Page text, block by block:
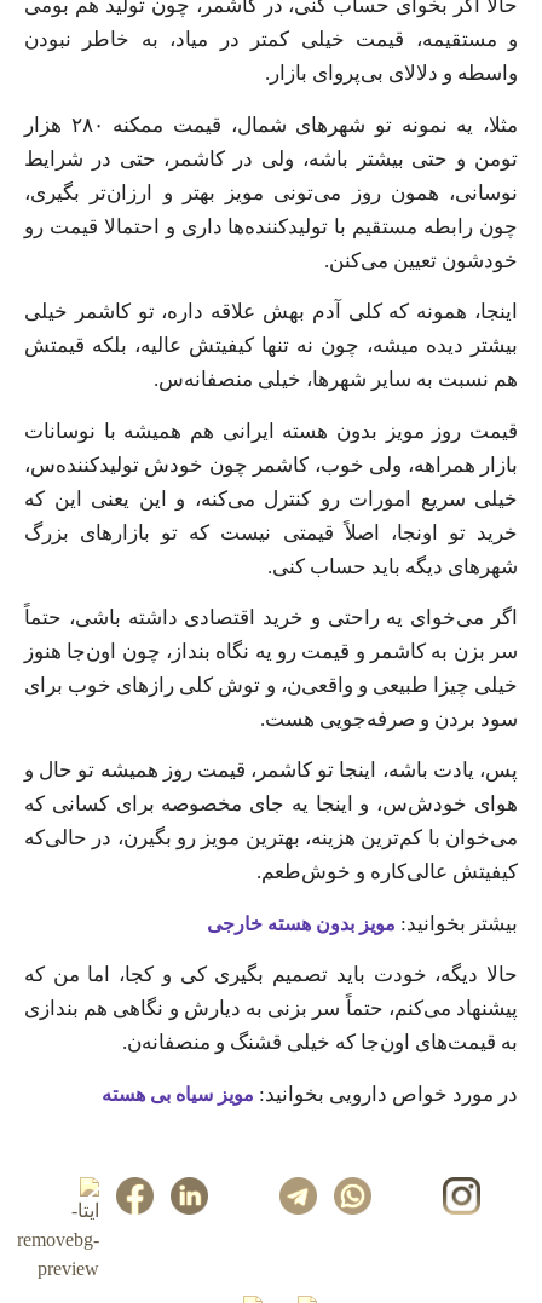
حالا اگر بخوای حساب کنی، در کاشمر، چون تولید هم بومی
و مستقیمه، قیمت خیلی کمتر در میاد، به خاطر نبودن
واسطه و دلالای بی‌پروای بازار.
مثلا، یه نمونه تو شهرهای شمال، قیمت ممکنه ۲۸۰ هزار
تومن و حتی بیشتر باشه، ولی در کاشمر، حتی در شرایط
نوسانی، همون روز می‌تونی مویز بهتر و ارزان‌تر بگیری،
چون رابطه مستقیم با تولیدکننده‌ها داری و احتمالا قیمت رو
خودشون تعیین می‌کنن.
اینجا، همونه که کلی آدم بهش علاقه داره، تو کاشمر خیلی
بیشتر دیده میشه، چون نه تنها کیفیتش عالیه، بلکه قیمتش
هم نسبت به سایر شهرها، خیلی منصفانه‌س.
قیمت روز مویز بدون هسته ایرانی هم همیشه با نوسانات
بازار همراهه، ولی خوب، کاشمر چون خودش تولیدکننده‌س،
خیلی سریع امورات رو کنترل می‌کنه، و این یعنی این که
خرید تو اونجا، اصلاً قیمتی نیست که تو بازارهای بزرگ
شهرهای دیگه باید حساب کنی.
اگر می‌خوای یه راحتی و خرید اقتصادی داشته باشی، حتماً
سر بزن به کاشمر و قیمت رو یه نگاه بنداز، چون اون‌جا هنوز
خیلی چیزا طبیعی و واقعی‌ن، و توش کلی رازهای خوب برای
سود بردن و صرفه‌جویی هست.
پس، یادت باشه، اینجا تو کاشمر، قیمت روز همیشه تو حال و
هوای خودش‌س، و اینجا یه جای مخصوصه برای کسانی که
می‌خوان با کم‌ترین هزینه، بهترین مویز رو بگیرن، در حالی‌که
کیفیتش عالی‌کاره و خوش‌طعم.
بیشتر بخوانید: مویز بدون هسته خارجی
حالا دیگه، خودت باید تصمیم بگیری کی و کجا، اما من که
پیشنهاد می‌کنم، حتماً سر بزنی به دیارش و نگاهی هم بندازی
به قیمت‌های اون‌جا که خیلی قشنگ و منصفانه‌ن.
در مورد خواص دارویی بخوانید: مویز سیاه بی هسته